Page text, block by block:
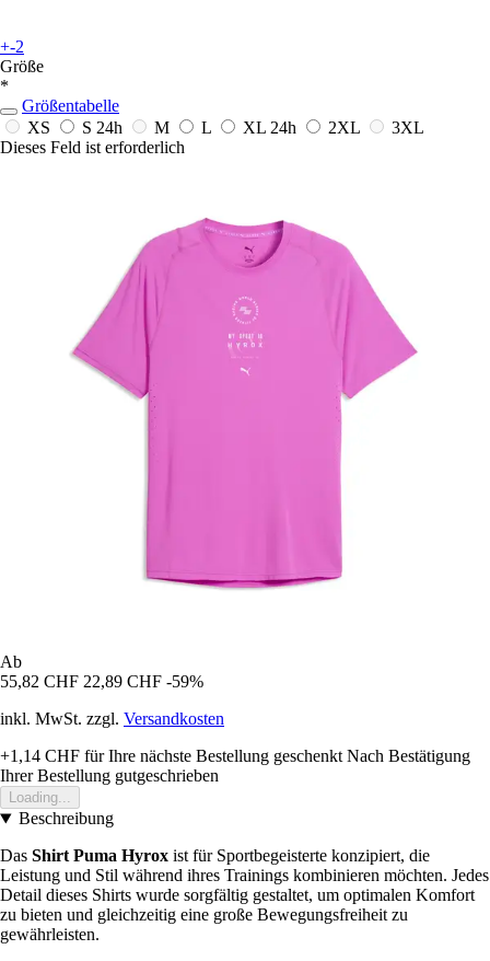
+-2
Größe
*
Größentabelle
XS
S 24h M L XL 24h 2XL
3XL
Dieses Feld ist erforderlich
Ab
55,82 CHF 22,89 CHF -59%
inkl. MwSt. zzgl. Versandkosten
+1,14 CHF für Ihre nächste Bestellung geschenkt Nach Bestätigung
Ihrer Bestellung gutgeschrieben
Loading...
Beschreibung
Das Shirt Puma Hyrox ist für Sportbegeisterte konzipiert, die
Leistung und Stil während ihres Trainings kombinieren möchten. Jedes
Detail dieses Shirts wurde sorgfältig gestaltet, um optimalen Komfort
zu bieten und gleichzeitig eine große Bewegungsfreiheit zu
gewährleisten.